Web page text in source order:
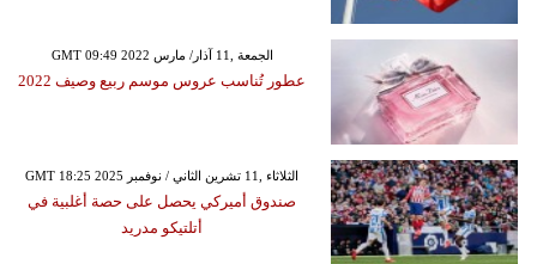
GMT 09:49 2022 الجمعة ,11 آذار/ مارس
عطور تُناسب عروس موسم ربيع وصيف 2022
GMT 18:25 2025 الثلاثاء ,11 تشرين الثاني / نوفمبر
صندوق أميركي يحصل على حصة أغلبية في
أتلتيكو مدريد